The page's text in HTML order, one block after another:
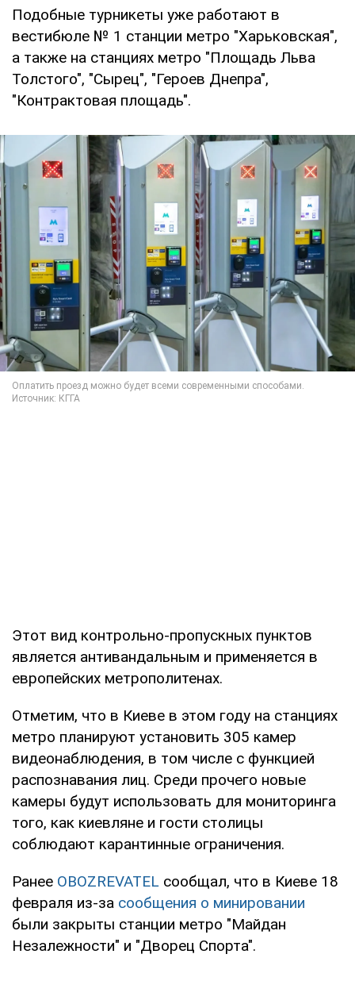
Подобные турникеты уже работают в
вестибюле № 1 станции метро "Харьковская",
а также на станциях метро "Площадь Льва
Толстого", "Сырец", "Героев Днепра",
"Контрактовая площадь".
Этот вид контрольно-пропускных пунктов
является антивандальным и применяется в
европейских метрополитенах.
Отметим, что в Киеве в этом году на станциях
метро планируют установить 305 камер
видеонаблюдения, в том числе с функцией
распознавания лиц. Среди прочего новые
камеры будут использовать для мониторинга
того, как киевляне и гости столицы
соблюдают карантинные ограничения.
Ранее OBOZREVATEL сообщал, что в Киеве 18
февраля из-за сообщения о минировании
были закрыты станции метро "Майдан
Незалежности" и "Дворец Спорта".